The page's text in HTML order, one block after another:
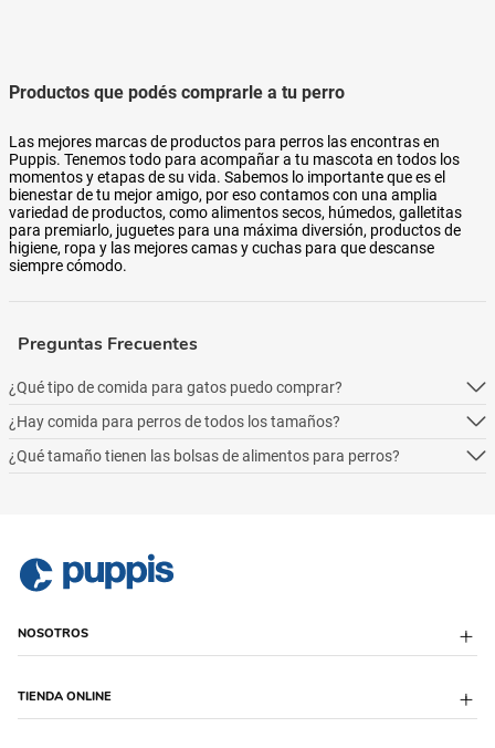
Productos que podés comprarle a tu perro
Las mejores marcas de productos para perros las encontras en
Puppis. Tenemos todo para acompañar a tu mascota en todos los
momentos y etapas de su vida. Sabemos lo importante que es el
bienestar de tu mejor amigo, por eso contamos con una amplia
variedad de productos, como alimentos secos, húmedos, galletitas
para premiarlo, juguetes para una máxima diversión, productos de
higiene, ropa y las mejores camas y cuchas para que descanse
siempre cómodo.
Preguntas Frecuentes
¿Qué tipo de comida para gatos puedo comprar?
Podés comprar online 5 tipos: alimento seco para perros, alimento
húmedo, alimento medicado, para necesidades especialesy alimentos
¿Hay comida para perros de todos los tamaños?
Podés comprar online 5 tipos: alimento seco para perros, alimento
¿Qué tamaño tienen las bolsas de alimentos para perros?
NOSOTROS
TIENDA ONLINE